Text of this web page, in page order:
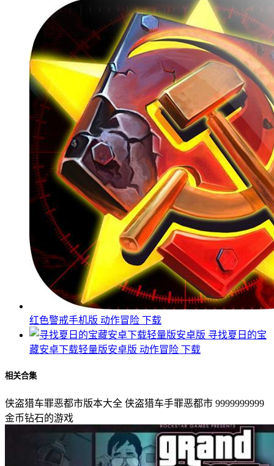
红色警戒手机版 动作冒险 下载
寻找夏日的宝
藏安卓下载轻量版安卓版 动作冒险 下载
相关合集
侠盗猎车罪恶都市版本大全 侠盗猎车手罪恶都市 9999999999
金币钻石的游戏